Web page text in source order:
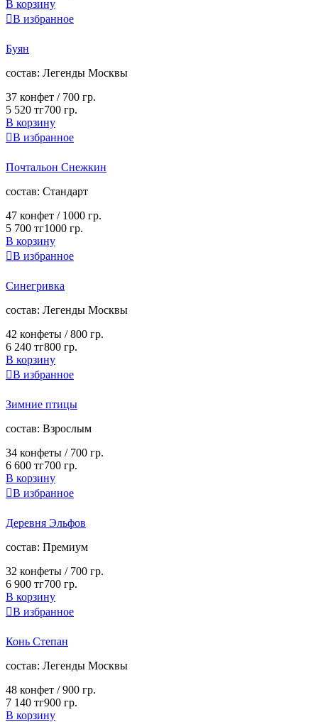
В корзину
В избранное
Буян
cостав: Легенды Москвы
37 конфет / 700 гр.
5 520 тг700 гр.
В корзину
В избранное
Почтальон Снежкин
cостав: Стандарт
47 конфет / 1000 гр.
5 700 тг1000 гр.
В корзину
В избранное
Синегривка
cостав: Легенды Москвы
42 конфеты /800 гр.
6 240 тг800 гр.
В корзину
В избранное
Зимние птицы
cостав: Взрослым
34 конфеты / 700 гр.
6 600 тг700 гр.
В корзину
В избранное
Деревня Эльфов
cостав: Премиум
32 конфеты / 700 гр.
6 900 тг700 гр.
В корзину
В избранное
Конь Степан
cостав: Легенды Москвы
48 конфет /900 гр.
7 140 тг900 гр.
В корзину